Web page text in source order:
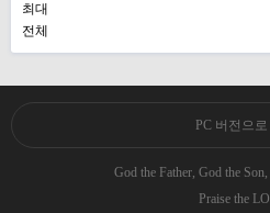
최대
전체
PC 버전으로
God the Father, God the
Praise the